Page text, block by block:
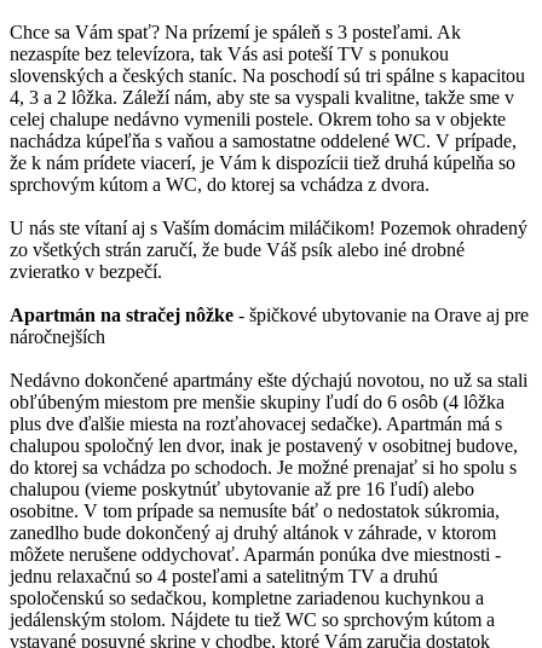
Chce sa Vám spať? Na prízemí je spáleň s 3 posteľami. Ak
nezaspíte bez televízora, tak Vás asi poteší TV s ponukou
slovenských a českých staníc. Na poschodí sú tri spálne s kapacitou
4, 3 a 2 lôžka. Záleží nám, aby ste sa vyspali kvalitne, takže sme v
celej chalupe nedávno vymenili postele. Okrem toho sa v objekte
nachádza kúpeľňa s vaňou a samostatne oddelené WC. V prípade,
že k nám prídete viacerí, je Vám k dispozícii tiež druhá kúpelňa so
sprchovým kútom a WC, do ktorej sa vchádza z dvora.
U nás ste vítaní aj s Vaším domácim miláčikom! Pozemok ohradený
zo všetkých strán zaručí, že bude Váš psík alebo iné drobné
zvieratko v bezpečí.
Apartmán na stračej nôžke - špičkové ubytovanie na Orave aj pre
náročnejších
Nedávno dokončené apartmány ešte dýchajú novotou, no už sa stali
obľúbeným miestom pre menšie skupiny ľudí do 6 osôb (4 lôžka
plus dve ďalšie miesta na rozťahovacej sedačke). Apartmán má s
chalupou spoločný len dvor, inak je postavený v osobitnej budove,
do ktorej sa vchádza po schodoch. Je možné prenajať si ho spolu s
chalupou (vieme poskytnúť ubytovanie až pre 16 ľudí) alebo
osobitne. V tom prípade sa nemusíte báť o nedostatok súkromia,
zanedlho bude dokončený aj druhý altánok v záhrade, v ktorom
môžete nerušene oddychovať. Aparmán ponúka dve miestnosti -
jednu relaxačnú so 4 posteľami a satelitným TV a druhú
spoločenskú so sedačkou, kompletne zariadenou kuchynkou a
jedálenským stolom. Nájdete tu tiež WC so sprchovým kútom a
vstavané posuvné skrine v chodbe, ktoré Vám zaručia dostatok